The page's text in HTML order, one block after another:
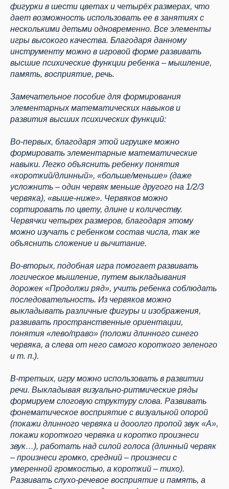
фигурки в шести цветах и четырёх размерах, что
дает возможность использовать ее в занятиях с
несколькими детьми одновременно. Все элементы
игры высокого качества. Благодаря данному
инструменту можно в игровой форме развивать
высшие психические функции ребенка – мышление,
память, восприятие, речь.
Замечательное пособие для формирования
элементарных математических навыков и
развития высших психических функций:
Во-первых, благодаря этой игрушке можно
формировать элементарные математические
навыки. Легко объяснить ребенку понятия
«короткий/длинный», «больше/меньше» (даже
усложнить – один червяк меньше другого на 1/2/3
червяка), «выше-ниже». Червяков можно
сортировать по цвету, длине и количеству.
Червячки четырех размеров, благодаря этому
можно изучать с ребенком состав числа, так же
объяснить сложение и вычитание.
Во-вторых, подобная игра помогает развивать
логическое мышление, путем выкладывания
дорожек «Продолжи ряд», учить ребенка соблюдать
последовательность. Из червяков можно
выкладывать различные фигуры и изображения,
развивать пространственные ориентации,
понятия «лево/право» (положи длинного синего
червяка, а слева от него самого короткого зеленого
и т. п.).
В-третьих, игру можно использовать в развитии
речи. Выкладывая визуально-ритмические ряды
формируем слоговую структуру слова. Развивать
фонематическое восприятие с визуальной опорой
(покажи длинного червяка и дооолго пропой звук «А»,
покажи короткого червяка и коротко произнеси
звук…), работать над силой голоса (длинный червяк
– произнеси громко, средний – произнеси с
умеренной громкостью, а короткий – тихо).
Развивать слухо-речевое восприятие и память, а